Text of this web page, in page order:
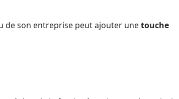
de son entreprise peut ajouter unetouche